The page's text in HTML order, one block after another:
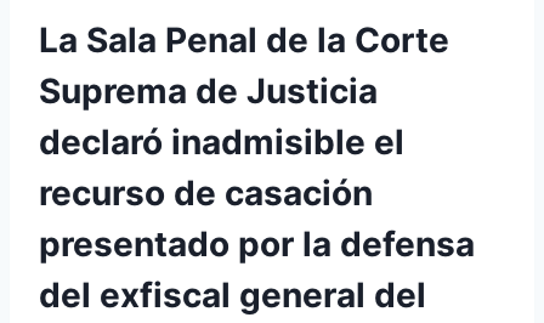
La Sala Penal de la Corte
Suprema de Justicia
declaró inadmisible el
recurso de casación
presentado por la defensa
del exfiscal general del